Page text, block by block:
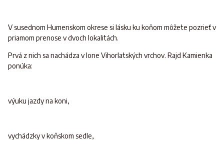
V susednom Humenskom okrese si lásku ku koňom môžete pozrieť v
priamom prenose v dvoch lokalitách.
Prvá z nich sa nachádza v lone Vihorlatských vrchov. Rajd Kamienka
ponúka:
výuku jazdy na koni,
vychádzky v koňskom sedle,